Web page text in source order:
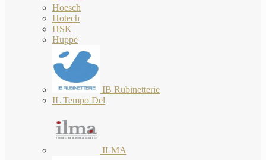
Hoesch
Hotech
HSK
Huppe
IB Rubinetterie
IL Tempo Del
ILMA